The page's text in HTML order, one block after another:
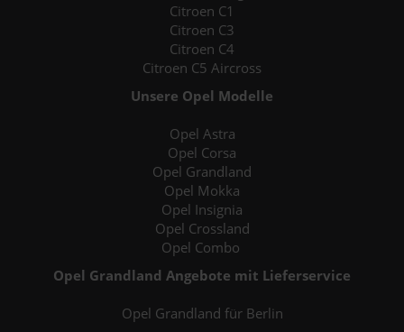
Citroen C1
Citroen C3
Citroen C4
Citroen C5 Aircross
Unsere Opel Modelle
Opel Astra
Opel Corsa
Opel Grandland
Opel Mokka
Opel Insignia
Opel Crossland
Opel Combo
Opel Grandland Angebote mit Lieferservice
Opel Grandland für Berlin